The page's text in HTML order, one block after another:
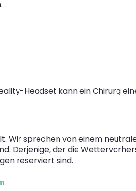
Headset kann ein Chirurg
sprechen von einem
Derjenige, der die
reserviert sind.